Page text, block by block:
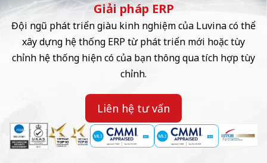
Giải pháp ERP
Đội ngũ phát triển giàu kinh nghiệm của Luvina có thể
xây dựng hệ thống ERP từ phát triển mới hoặc tùy
chỉnh hệ thống hiện có của bạn thông qua tích hợp tùy
chỉnh.
Liên hệ tư vấn